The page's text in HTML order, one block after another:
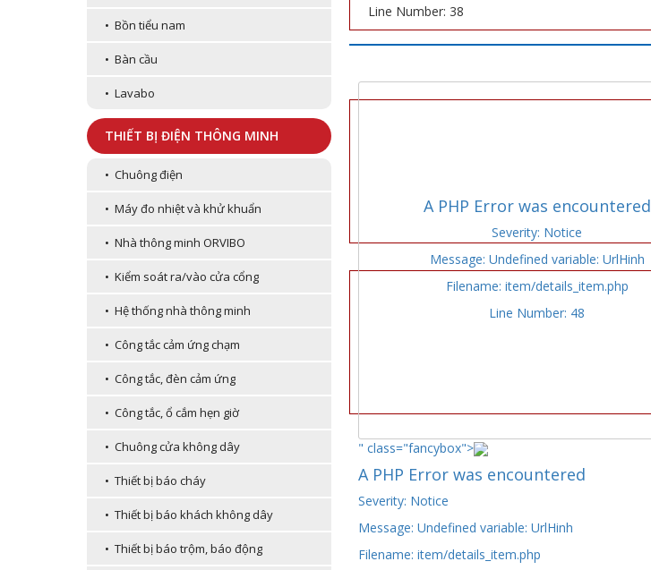
• Bồn tiểu nam
• Bàn cầu
• Lavabo
THIẾT BỊ ĐIỆN THÔNG MINH
• Chuông điện
• Máy đo nhiệt và khử khuẩn
• Nhà thông minh ORVIBO
• Kiểm soát ra/vào cửa cổng
• Hệ thống nhà thông minh
• Công tắc cảm ứng chạm
• Công tắc, đèn cảm ứng
• Công tắc, ổ cắm hẹn giờ
• Chuông cửa không dây
• Thiết bị báo cháy
• Thiết bị báo khách không dây
• Thiết bị báo trộm, báo động
Line Number: 38
A PHP Error was encountered
Severity: Notice
Message: Undefined variable: UrlHinh
Filename: item/details_item.php
Line Number: 48
" class="fancybox">
A PHP Error was encountered
Severity: Notice
Message: Undefined variable: UrlHinh
Filename: item/details_item.php